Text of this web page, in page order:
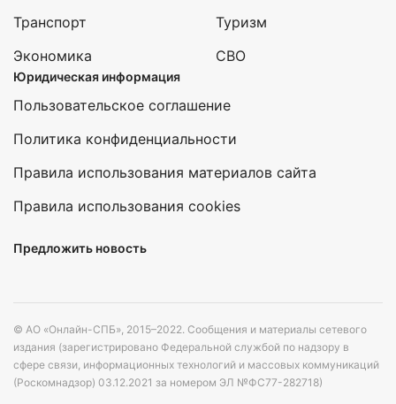
Транспорт
Экономика
Туризм
СВО
Юридическая информация
Пользовательское соглашение
Политика конфиденциальности
Правила использования материалов сайта
Правила использования cookies
Предложить новость
© АО «Онлайн-СПБ», 2015–2022. Сообщения и материалы сетевого
издания (зарегистрировано Федеральной службой по надзору в
сфере связи, информационных технологий и массовых коммуникаций
(Роскомнадзор) 03.12.2021 за номером ЭЛ №ФС77-282718)